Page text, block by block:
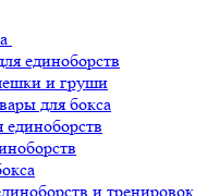
единоборств
и груши
для бокса
единоборств
и тренировок